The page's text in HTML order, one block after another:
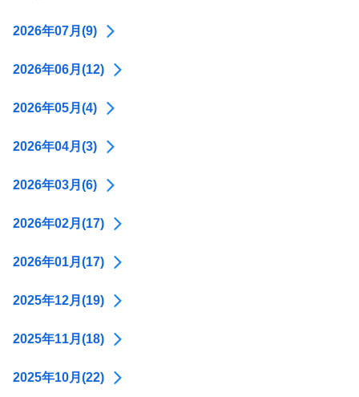
2026年07月(9)
2026年06月(12)
2026年05月(4)
2026年04月(3)
2026年03月(6)
2026年02月(17)
2026年01月(17)
2025年12月(19)
2025年11月(18)
2025年10月(22)